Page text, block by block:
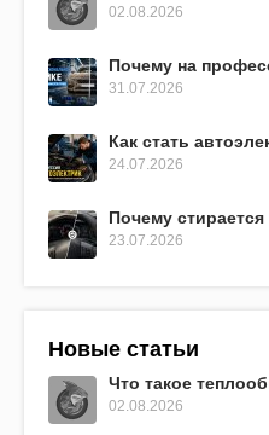
02.08.2026
Почему на
31.07.2026
Как стать
24.07.2026
Почему
23.07.2026
Новые статьи
Что такое
02.08.2026